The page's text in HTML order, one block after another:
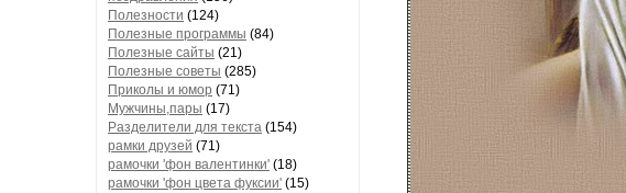
Полезности (124)
Полезные программы (84)
Полезные сайты (21)
Полезные советы (285)
Приколы и юмор (71)
Мужчины,пары (17)
Разделители для текста (154)
рамки друзей (71)
рамочки 'фон валентинки' (18)
рамочки 'фон цвета фуксии' (15)